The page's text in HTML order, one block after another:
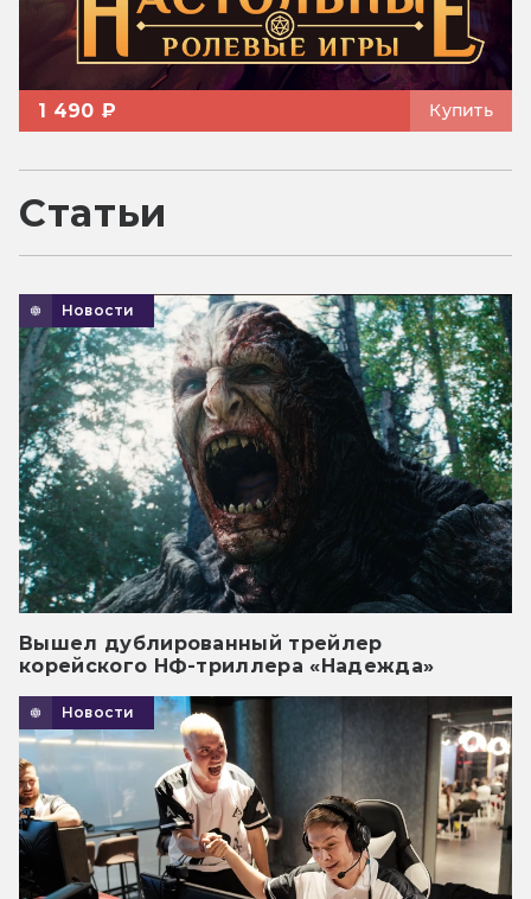
1 490 ₽ Купить
Статьи
Новости
Вышел дублированный трейлер
корейского НФ-триллера «Надежда»
Новости